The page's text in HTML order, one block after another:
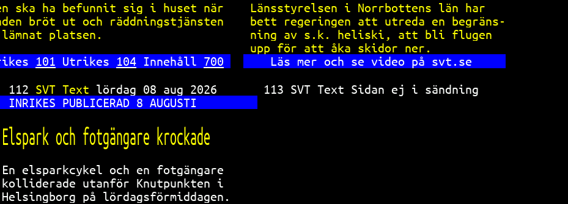
ska ha befunnit sig i huset när
bröt ut och räddningstjänsten
lämnat platsen.
101 Utrikes 104 Innehåll 700
Länsstyrelsen i Norrbottens län har
bett regeringen att utreda en begräns-
ning av s.k. heliski, att bli flugen
upp för att åka skidor ner.
Läs mer och se video på svt.se
112 SVT Text lördag 08 aug 2026
INRIKES PUBLICERAD 8 AUGUSTI
Elspark och fotgängare krockade
En elsparkcykel och en fotgängare
kolliderade utanför Knutpunkten i
Helsingborg på lördagsförmiddagen.
113 SVT Text Sidan ej i sändning